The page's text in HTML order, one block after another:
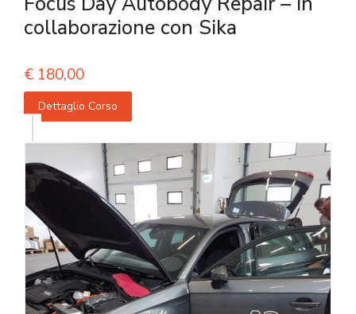
collaborazione con Sika
€ 180,00
Dettaglio Corso